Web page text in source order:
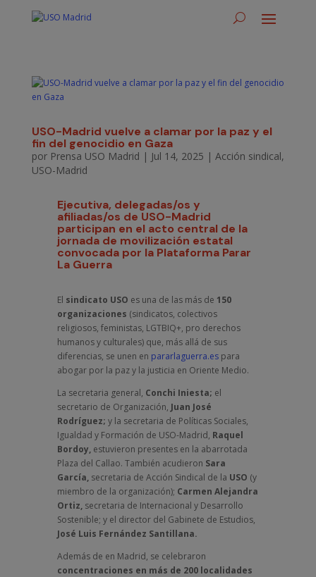
USO-Madrid vuelve a clamar por la paz y el
fin del genocidio en Gaza
por Prensa USO Madrid | Jul 14, 2025 | Acción sindical,
USO-Madrid
Ejecutiva, delegadas/os y
afiliadas/os de USO-Madrid
participan en el acto central de la
jornada de movilización estatal
convocada por la Plataforma Parar
La Guerra
El sindicato USO es una de las más de 150
organizaciones (sindicatos, colectivos
religiosos, feministas, LGTBIQ+, pro derechos
humanos y culturales) que, más allá de sus
diferencias, se unen en pararlaguerra.espara
abogar por la paz y la justicia en Oriente Medio.
La secretaria general, Conchi Iniesta; el
secretario de Organización, Juan José
Rodríguez; y la secretaria de Políticas Sociales,
Igualdad y Formación de USO-Madrid, Raquel
Bordoy,estuvieron presentes en la abarrotada
Plaza del Callao. También acudieron Sara
García,secretaria de Acción Sindical de la USO (y
miembro de la organización); Carmen Alejandra
Ortiz,secretaria de Internacional y Desarrollo
Sostenible; y el director del Gabinete de Estudios,
José Luis Fernández Santillana.
Además de en Madrid, se celebraron
concentraciones en más de 200 localidades